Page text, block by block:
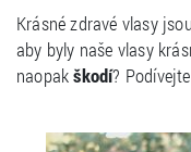
Krásné zdravé vlasy
aby byly naše vlasy
naopakškodí?